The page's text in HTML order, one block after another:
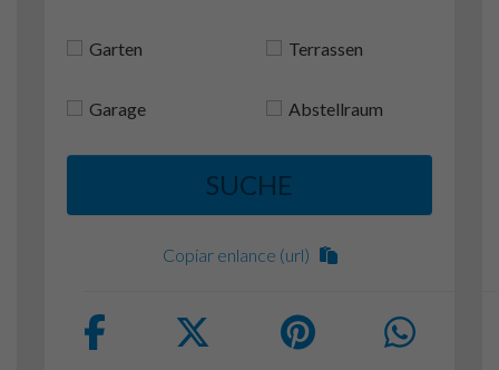
Garten Terrassen
Garage Abstellraum
SUCHE
Copiar enlance (url)